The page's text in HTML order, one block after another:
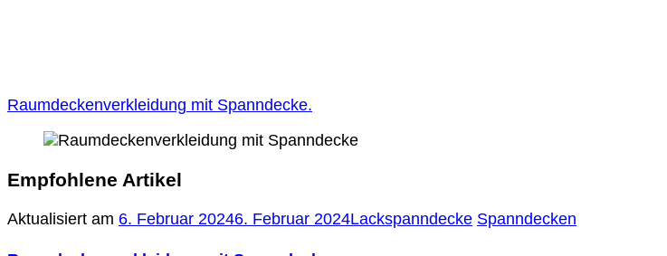
Raumdeckenverkleidung mit Spanndecke.
Empfohlene Artikel
Aktualisiert am 6. Februar 20246. Februar 2024Lackspanndecke Spanndecken